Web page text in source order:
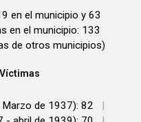
en el municipio y 63
en el municipio: 133
de otros municipios)
de 1937): 82
|